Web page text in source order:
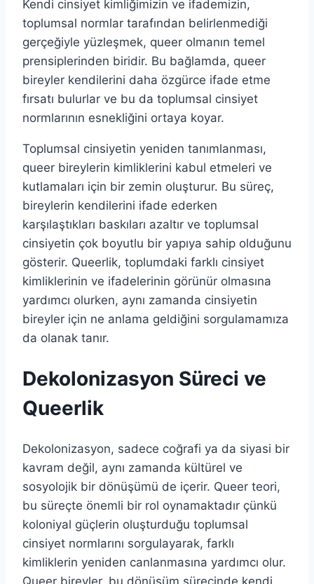
Kendi cinsiyet kimliğimizin ve ifademizin,
toplumsal normlar tarafından belirlenmediği
gerçeğiyle yüzleşmek, queer olmanın temel
prensiplerinden biridir. Bu bağlamda, queer
bireyler kendilerini daha özgürce ifade etme
fırsatı bulurlar ve bu da toplumsal cinsiyet
normlarının esnekliğini ortaya koyar.
Toplumsal cinsiyetin yeniden tanımlanması,
queer bireylerin kimliklerini kabul etmeleri ve
kutlamaları için bir zemin oluşturur. Bu süreç,
bireylerin kendilerini ifade ederken
karşılaştıkları baskıları azaltır ve toplumsal
cinsiyetin çok boyutlu bir yapıya sahip olduğunu
gösterir. Queerlik, toplumdaki farklı cinsiyet
kimliklerinin ve ifadelerinin görünür olmasına
yardımcı olurken, aynı zamanda cinsiyetin
bireyler için ne anlama geldiğini sorgulamamıza
da olanak tanır.
Dekolonizasyon Süreci ve
Queerlik
Dekolonizasyon, sadece coğrafi ya da siyasi bir
kavram değil, aynı zamanda kültürel ve
sosyolojik bir dönüşümü de içerir. Queer teori,
bu süreçte önemli bir rol oynamaktadır çünkü
koloniyal güçlerin oluşturduğu toplumsal
cinsiyet normlarını sorgulayarak, farklı
kimliklerin yeniden canlanmasına yardımcı olur.
Queer bireyler, bu dönüşüm sürecinde kendi